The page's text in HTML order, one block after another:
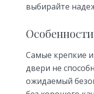
выбирайте
Самые крепкие
двери не
ожидаемый